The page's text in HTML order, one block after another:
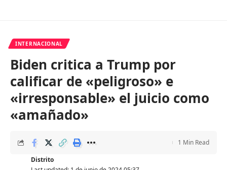
INTERNACIONAL
Biden critica a Trump por
calificar de «peligroso» e
«irresponsable» el juicio como
«amañado»
Distrito
1 Min Read